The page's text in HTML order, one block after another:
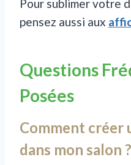
Pour sublimer votre
pensez aussi aux
Questions
Posées
Comment créer
dans mon salon ?